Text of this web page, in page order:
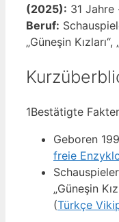
(2025): 31 Jahre ·
Beruf:
„Güneşin
1Bestätigte
Geboren
freie
„Güneşin
(Türkçe